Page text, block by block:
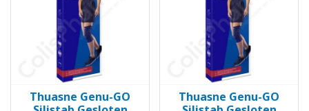
Thuasne Genu-GO
Thuasne Genu-GO